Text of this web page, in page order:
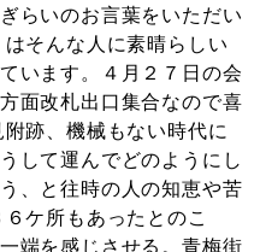
らいのお言葉をいただい
そんな人に素晴らしい
います。４月２７日の会
面改札出口集合なので喜
跡、機械もない時代に
して運んでどのようにし
、と往時の人の知恵や苦
ケ所もあったとのこ
端を感じさせる。青梅街